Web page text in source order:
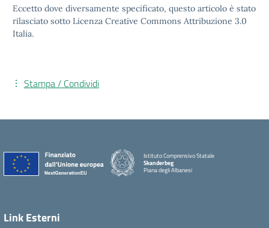
Eccetto dove diversamente specificato, questo articolo è stato
rilasciato sotto Licenza Creative Commons Attribuzione 3.0
Italia.
Stampa / Condividi
Istituto Comprensivo Statale
Skanderbeg
Piana degli Albanesi
Link Esterni